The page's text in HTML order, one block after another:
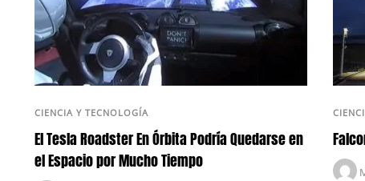
CIENCIA Y TECNOLOGÍA
El Tesla Roadster En Órbita Podría Quedarse en
el Espacio por Mucho Tiempo